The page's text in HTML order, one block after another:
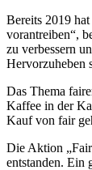
Bereits 2019
vorantreiben“,
zu verbessern
Hervorzuheben
Das Thema
Kaffee in der
Kauf von fair
Die Aktion
entstanden. Ein